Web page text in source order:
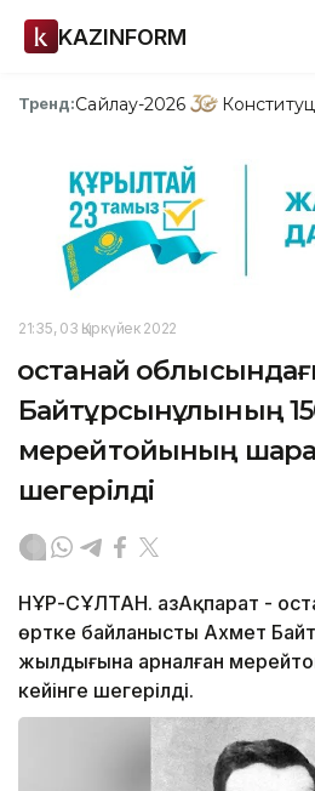
KAZINFORM
Тренд:Сайлау-2026
21:35, 03 Қыркүйек 2022
Қостанай
Байтұрсынұлының
мерейтойының
шегерілді
НҰР-СҰЛТАН. ҚазАқпарат -
өртке байланысты Ахмет
жылдығына арналған
кейінге шегерілді.